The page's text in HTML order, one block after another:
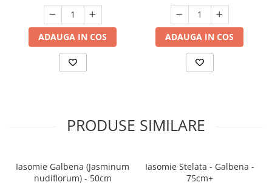
ADAUGA IN COS ADAUGA IN COS
PRODUSE SIMILARE
Iasomie Galbena (Jasminum
nudiflorum) - 50cm
Iasomie Stelata - Galbena -
75cm+